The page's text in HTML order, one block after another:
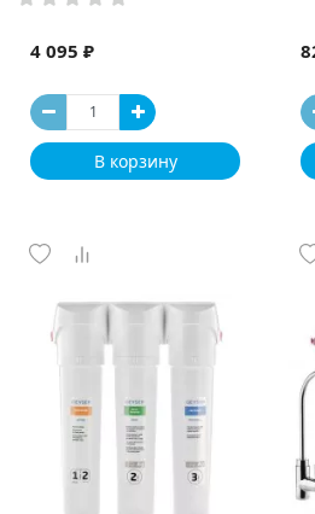
4 095 ₽
В корзину